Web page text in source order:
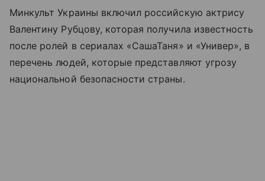
Минкульт Украины включил российскую актрису
Валентину Рубцову, которая получила известность
после ролей в сериалах «СашаТаня» и «Универ», в
перечень людей, которые представляют угрозу
национальной безопасности страны.